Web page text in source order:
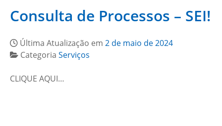
Consulta de Processos – SEI!
Última Atualização em 2 de maio de 2024
Categoria Serviços
CLIQUE AQUI…